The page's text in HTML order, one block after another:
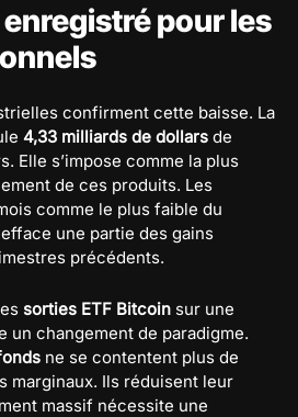
pour les
confirment cette baisse. La
4,33 milliards de dollars de
Elle s’impose comme la plus
de ces produits. Les
comme le plus faible du
une partie des gains
précédents.
sorties ETF Bitcoin sur une
un changement de paradigme.
ne se contentent plus de
marginaux. Ils réduisent leur
massif nécessite une